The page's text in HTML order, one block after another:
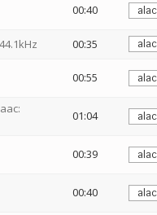
00:40
00:35
00:55
01:04
00:39
00:40